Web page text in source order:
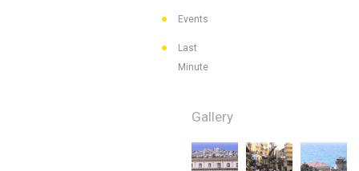
Events
Last
Minute
Gallery